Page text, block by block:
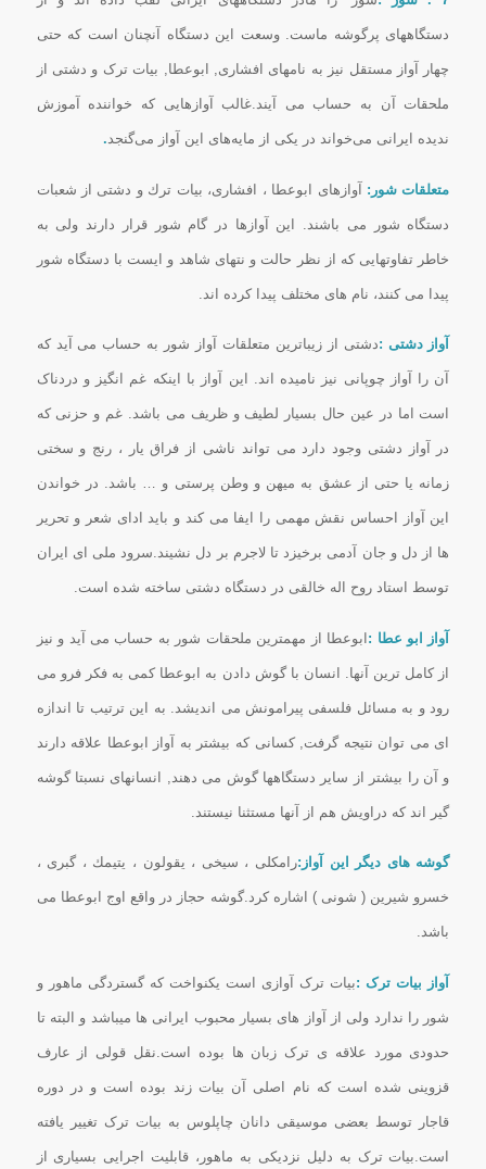
دستگاههای پرگوشه ماست. وسعت این دستگاه آنچنان است که حتی
چهار آواز مستقل نیز به نامهای افشاری, ابوعطا, بیات ترک و دشتی از
ملحقات آن به حساب می آیند.غالب آوازهایی که خواننده آموزش
ندیده ایرانی می‌‌خواند در یکی از مایه‌های این آواز می‌‌گنجد .
متعلقات شور: آوازهای ابوعطا ، افشاری، بیات ترك و دشتی از شعبات
دستگاه شور می باشند. این آوازها در گام شور قرار دارند ولی به
خاطر تفاوتهایی كه از نظر حالت و نتهای شاهد و ایست با دستگاه شور
پیدا می كنند، نام های مختلف پیدا كرده اند.
آواز دشتی :دشتی از زیباترین متعلقات آواز شور به حساب می آید که
آن را آواز چوپانی نیز نامیده اند. این آواز با اینکه غم انگیز و دردناک
است اما در عین حال بسیار لطیف و ظریف می باشد. غم و حزنی که
در آواز دشتی وجود دارد می تواند ناشی از فراق یار ، رنج و سختی
زمانه یا حتی از عشق به میهن و وطن پرستی و … باشد. در خواندن
این آواز احساس نقش مهمی را ایفا می کند و باید ادای شعر و تحریر
ها از دل و جان آدمی برخیزد تا لاجرم بر دل نشیند.سرود ملی ای ایران
توسط استاد روح اله خالقی در دستگاه دشتی ساخته شده است.
آواز ابو عطا : ابوعطا از مهمترین ملحقات شور به حساب می آید و نیز
از کامل ترین آنها. انسان با گوش دادن به ابوعطا کمی به فکر فرو می
رود و به مسائل فلسفی پیرامونش می اندیشد. به این ترتیب تا اندازه
ای می توان نتیجه گرفت, کسانی که بیشتر به آواز ابوعطا علاقه دارند
و آن را بیشتر از سایر دستگاهها گوش می دهند, انسانهای نسبتا گوشه
گیر اند که دراویش هم از آنها مستثنا نیستند.
گوشه های دیگر این آواز:رامكلی ، سیخی ، یقولون ، یتیمك ، گبری ،
خسرو شیرین ( شونی ) اشاره كرد.گوشه حجاز در واقع اوج ابوعطا می
باشد.
آواز بیات ترک :بیات ترک آوازی است یکنواخت که گستردگی ماهور و
شور را ندارد ولی از آواز های بسیار محبوب ایرانی ها میباشد و البته تا
حدودی مورد علاقه ی ترک زبان ها بوده است.نقل قولی از عارف
قزوینی شده است که نام اصلی آن بیات زند بوده است و در دوره
قاجار توسط بعضی موسیقی دانان چاپلوس به بیات ترک تغییر یافته
است.بیات ترک به دلیل نزدیکی به ماهور، قابلیت اجرایی بسیاری از